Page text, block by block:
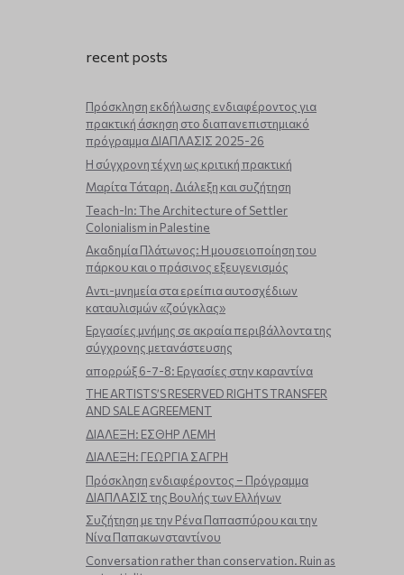
recent posts
Πρόσκληση εκδήλωσης ενδιαφέροντος για
πρακτική άσκηση στο διαπανεπιστημιακό
πρόγραμμα ΔΙΑΠΛΑΣΙΣ 2025-26
Η σύγχρονη τέχνη ως κριτική πρακτική
Μαρίτα Τάταρη. Διάλεξη και συζήτηση
Teach-In: The Architecture of Settler
Colonialism in Palestine
Ακαδημία Πλάτωνος: Η μουσειοποίηση του
πάρκου και ο πράσινος εξευγενισμός
Aντι-μνημεία στα ερείπια αυτοσχέδιων
καταυλισμών «ζούγκλας»
Εργασίες μνήμης σε ακραία περιβάλλοντα της
σύγχρονης μετανάστευσης
απορρώξ 6-7-8: Εργασίες στην καραντίνα
THE ARTISTS’S RESERVED RIGHTS TRANSFER
AND SALE AGREEMENT
ΔΙΑΛΕΞΗ: ΕΣΘΗΡ ΛΕΜΗ
ΔΙΑΛΕΞΗ: ΓΕΩΡΓΙΑ ΣΑΓΡΗ
Πρόσκληση ενδιαφέροντος – Πρόγραμμα
ΔΙΑΠΛΑΣΙΣ της Βουλής των Ελλήνων
Συζήτηση με την Ρένα Παπασπύρου και την
Νίνα Παπακωνσταντίνου
Conversation rather than conservation. Ruin as